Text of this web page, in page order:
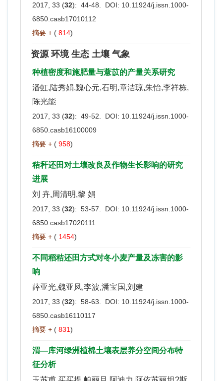
2017, 33 (32): 44-48. DOI: 10.11924/j.issn.1000-
6850.casb17010112
摘要 + ( 814)
资源 环境 生态 土壤 气象
种植密度和施肥量与薏苡的产量关系研究
潘虹,陆秀娟,魏心元,石明,章洁琼,朱怡,李祥栋,
陈光能
2017, 33 (32): 49-52. DOI: 10.11924/j.issn.1000-
6850.casb16100009
摘要 + ( 958)
秸秆还田对土壤改良及作物生长影响的研究
进展
刘 卉,周清明,黎 娟
2017, 33 (32): 53-57. DOI: 10.11924/j.issn.1000-
6850.casb17020111
摘要 + ( 1454)
不同稻秸还田方式对冬小麦产量及冻害的影
响
薛亚光,魏亚凤,李波,潘宝国,刘建
2017, 33 (32): 58-63. DOI: 10.11924/j.issn.1000-
6850.casb16110117
摘要 + ( 831)
渭—库河绿洲植棉土壤表层养分空间分布特
征分析